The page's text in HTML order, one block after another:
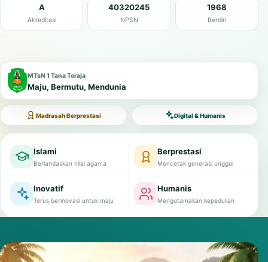
A
Akreditasi
40320245
NPSN
1968
Berdiri
MTsN 1 Tana Toraja
Maju, Bermutu, Mendunia
Madrasah Berprestasi Digital & Humanis
Islami
Berlandaskan nilai agama
Berprestasi
Mencetak generasi unggul
Inovatif
Terus berinovasi untuk maju
Humanis
Mengutamakan kepedulian